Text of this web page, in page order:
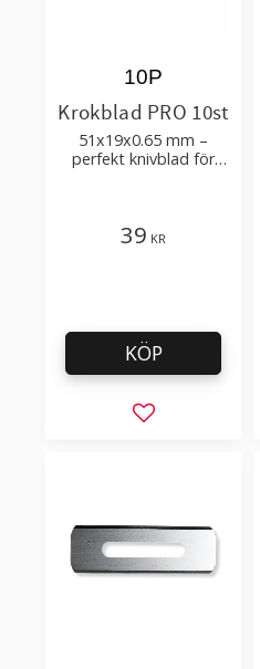
Krokblad PRO 10st
51x19x0.65 mm –
perfekt knivblad för
10P
39 KR
Lägg till i
KÖP